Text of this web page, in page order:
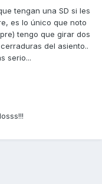
tengan una SD si les
es lo único que noto
tengo que girar dos
del asiento..
serio...